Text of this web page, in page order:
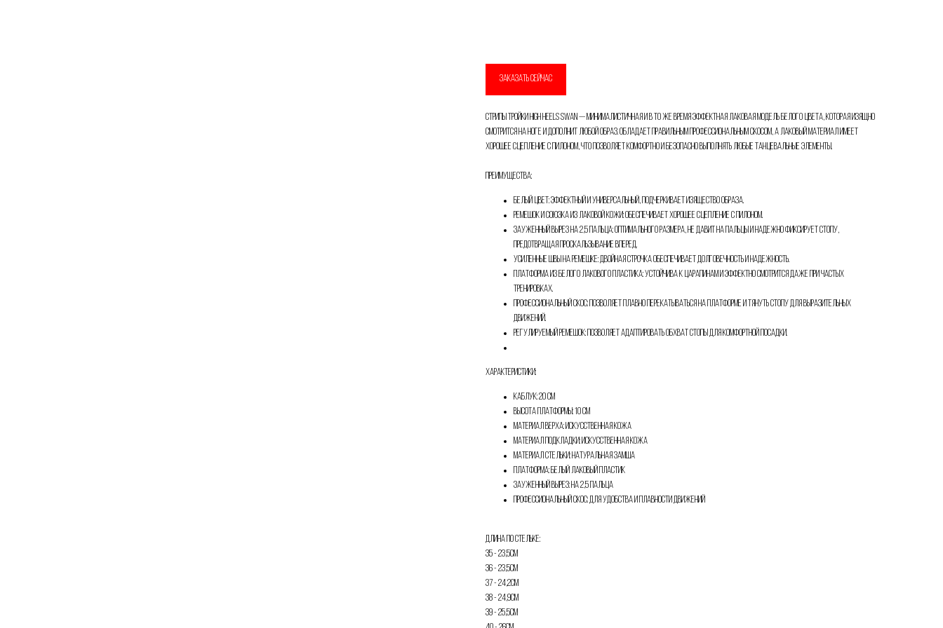
Привет! Дарим тебе -10% на первую покупку!
Подпишись на нашу рассылку
...и узнавай об акциях первой!
Нажимая на кнопку, вы даете согласие на обработку своих
персональных данных согласно 152-ФЗ.Подробнее
ЗАКАЗАТЬ СЕЙЧАС
Стрипы Тройки High Heels SWAN — минималистичная и в то же время эффектная лаковая модель белого цвета, которая изящно
смотрится на ноге и дополнит любой образ. Обладает правильным профессиональным скосом, а лаковый материал имеет
хорошее сцепление с пилоном, что позволяет комфортно и безопасно выполнять любые танцевальные элементы.
Преимущества:
Белый цвет: эффектный и универсальный, подчеркивает изящество образа.
Ремешок и союзка из лаковой кожи: обеспечивает хорошее сцепление с пилоном.
Зауженный вырез на 2,5 пальца: оптимального размера, не давит на пальцы и надежно фиксирует стопу,
предотвращая проскальзывание вперед.
Усиленные швы на ремешке: двойная строчка обеспечивает долговечность и надежность.
Платформа из белого лакового пластика: устойчива к царапинам и эффектно смотрится даже при частых
тренировках.
Профессиональный скос: позволяет плавно перекатываться на платформе и тянуть стопу для выразительных
движений.
Регулируемый ремешок: позволяет адаптировать обхват стопы для комфортной посадки.
Характеристики:
Каблук: 20 см
Высота платформы: 10 см
Материал верха: искусственная кожа
Материал подкладки: искусственная кожа
Материал стельки: натуральная замша
Платформа: белый лаковый пластик
Зауженный вырез: на 2,5 пальца
Профессиональный скос: для удобства и плавности движений
Длина по стельке:
35 - 23,5см
36 - 23,5см
37 - 24,2см
38 - 24,9см
39 - 25,5см